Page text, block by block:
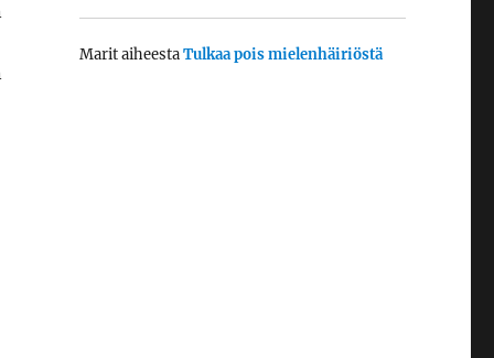
MaritaiheestaTulkaa pois mielenhäiriöstä